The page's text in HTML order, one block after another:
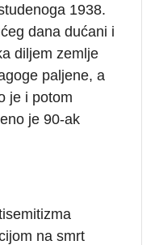
1938.
dana dućani i
diljem zemlje
paljene, a
je i potom
je 90-ak
na smrt